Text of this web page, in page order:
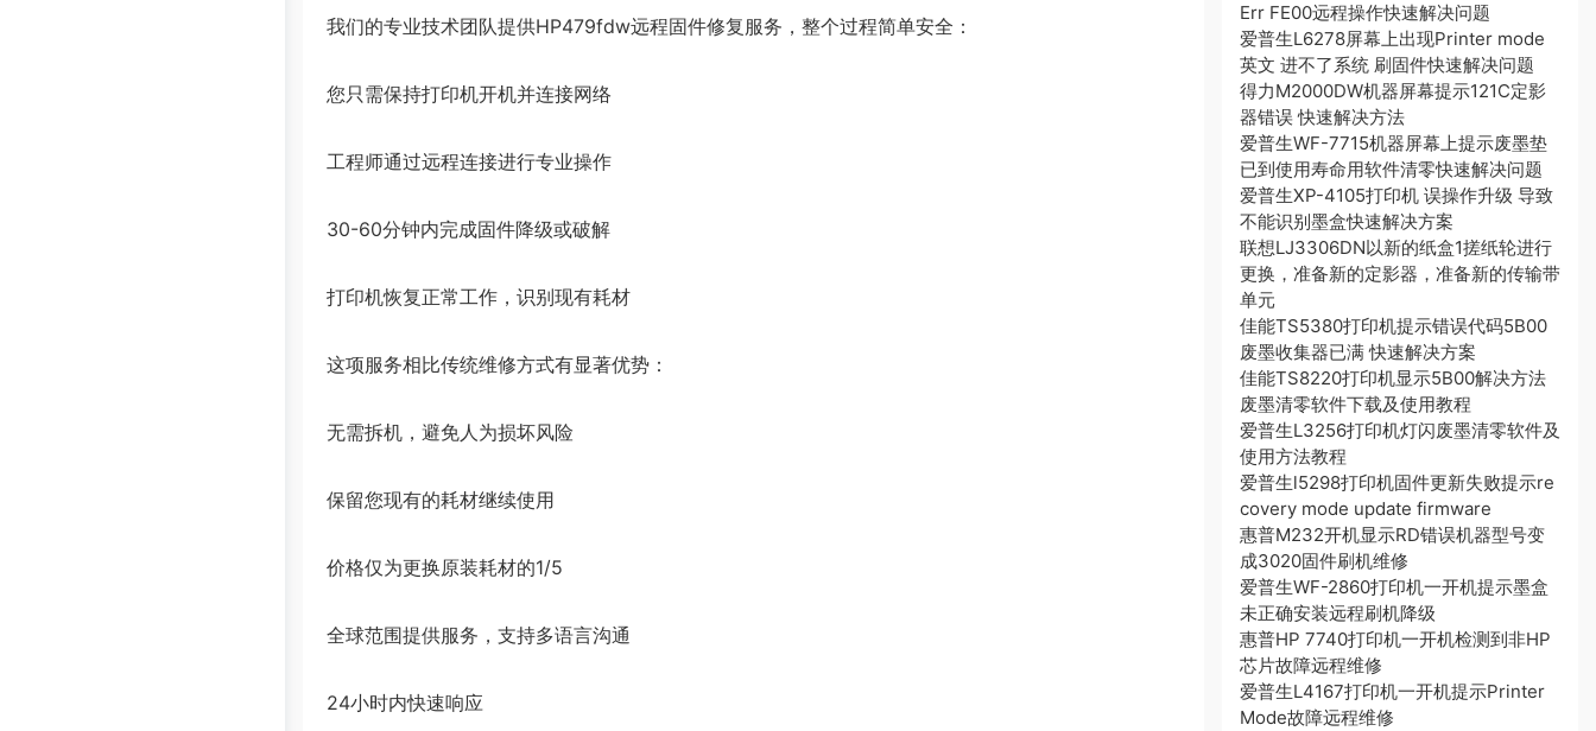
我们的专业技术团队提供HP479fdw远程固件修复服务，整个过程简单安全：
您只需保持打印机开机并连接网络
工程师通过远程连接进行专业操作
30-60分钟内完成固件降级或破解
打印机恢复正常工作，识别现有耗材
这项服务相比传统维修方式有显著优势：
无需拆机，避免人为损坏风险
保留您现有的耗材继续使用
价格仅为更换原装耗材的1/5
全球范围提供服务，支持多语言沟通
24小时内快速响应
Err FE00远程操作快速解决问题
爱普生L6278屏幕上出现Printer mode
英文 进不了系统 刷固件快速解决问题
得力M2000DW机器屏幕提示121C定影
器错误 快速解决方法
爱普生WF-7715机器屏幕上提示废墨垫
已到使用寿命用软件清零快速解决问题
爱普生XP-4105打印机 误操作升级 导致
不能识别墨盒快速解决方案
联想LJ3306DN以新的纸盒1搓纸轮进行
更换，准备新的定影器，准备新的传输带
单元
佳能TS5380打印机提示错误代码5B00
废墨收集器已满 快速解决方案
佳能TS8220打印机显示5B00解决方法
废墨清零软件下载及使用教程
爱普生L3256打印机灯闪废墨清零软件及
使用方法教程
爱普生l5298打印机固件更新失败提示re
covery mode update firmware
惠普M232开机显示RD错误机器型号变
成3020固件刷机维修
爱普生WF-2860打印机一开机提示墨盒
未正确安装远程刷机降级
惠普HP 7740打印机一开机检测到非HP
芯片故障远程维修
爱普生L4167打印机一开机提示Printer
Mode故障远程维修